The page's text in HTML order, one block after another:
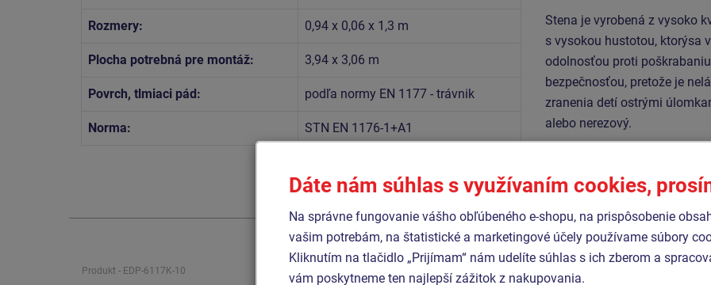
Rozmery: 0,94 x 0,06 x 1,3 m
Plocha potrebná pre montáž: 3,94 x 3,06 m
Povrch, tlmiaci pád: podľa normy EN 1177 - trávnik
Norma: STN EN 1176-1+A1
Stena je vyrobená z vysoko
s vysokou hustotou, ktorýsa
odolnosťou proti
bezpečnosťou, pretože je
zranenia detí ostrými
alebo nerezový.
Podobnýtovar
Produkt - EDP-6117K-10
Dáte nám súhlas s využívaním cookies,
Na správne fungovanie vášho obľúbeného e-shopu, na prispôsobenie
vašim potrebám, na štatistické a marketingové účely používame súbory
Kliknutím na tlačidlo „Prijímam“ nám udelíte súhlas s ich zberom a
vám poskytneme ten najlepší zážitok z nakupovania.